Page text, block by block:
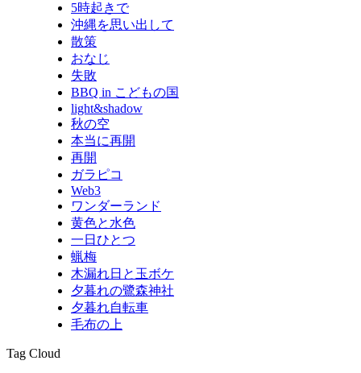
5時起きで
沖縄を思い出して
散策
おなじ
失敗
BBQ in こどもの国
light&shadow
秋の空
本当に再開
再開
ガラピコ
Web3
ワンダーランド
黄色と水色
一日ひとつ
蝋梅
木漏れ日と玉ボケ
夕暮れの鷺森神社
夕暮れ自転車
毛布の上
Tag Cloud